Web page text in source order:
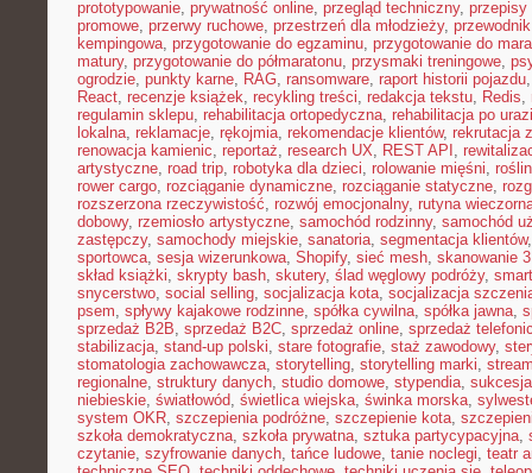
prototypowanie, prywatność online, przegląd techniczny, przepisy
promowe, przerwy ruchowe, przestrzeń dla młodzieży,
kempingowa, przygotowanie do egzaminu, przygotowanie do
matury, przygotowanie do półmaratonu, przysmaki treningowe,
ogrodzie, punkty karne, RAG, ransomware, raport historii pojazdu
React, recenzje książek, recykling treści, redakcja tekstu, Redis,
regulamin sklepu, rehabilitacja ortopedyczna, rehabilitacja po
lokalna, reklamacje, rękojmia, rekomendacje klientów, rekrutacja
renowacja kamienic, reportaż, research UX, REST API ,
artystyczne, road trip, robotyka dla dzieci, rolowanie mięśni,
rower cargo, rozciąganie dynamiczne, rozciąganie statyczne,
rozszerzona rzeczywistość, rozwój emocjonalny, rutyna
dobowy, rzemiosło artystyczne, samochód rodzinny, samochód
zastępczy, samochody miejskie, sanatoria, segmentacja klientów
sportowca, sesja wizerunkowa, Shopify, sieć mesh, skanowanie
skład książki, skrypty bash, skutery, ślad węglowy podróży,
snycerstwo, social selling, socjalizacja kota, socjalizacja
psem, spływy kajakowe rodzinne, spółka cywilna, spółka jawna,
sprzedaż B2B, sprzedaż B2C, sprzedaż online, sprzedaż
stabilizacja, stand-up polski, stare fotografie, staż zawodowy,
stomatologia zachowawcza, storytelling, storytelling marki,
regionalne, struktury danych, studio domowe, stypendia,
niebieskie, światłowód, świetlica wiejska, świnka morska,
system OKR, szczepienia podróżne, szczepienie kota,
szkoła demokratyczna, szkoła prywatna, sztuka partycypacyjna,
czytanie, szyfrowanie danych, tańce ludowe, tanie noclegi, teatr